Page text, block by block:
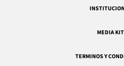
MEDIA KIT
TERMINOS Y